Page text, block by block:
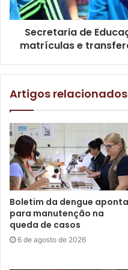
compareceram em massa.
Foto: David Jônatas/Codel
Nestes 34 dias de
para passeio em apenas
decorrência de questões
Secretaria de
matrículas e
Artigos relacionados
Boletim da dengue aponta
para manutenção na
queda de casos
6 de agosto de 2026